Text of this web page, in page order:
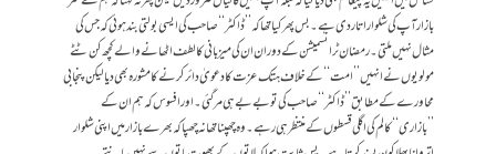
بازار آپ کی شلوار اتار دی ہے۔ بس پھر کیا تھا کہ ’’ڈاکٹر ‘‘صاحب کی ایسی بولتی بند ہوئی کہ جس کی
مثال نہیں ملتی۔ رمضان ٹرانسمیشن کے دوران ان کی میزبانی کا لطف اٹھانے والے کچھ کن ٹٹے
مولویوں نے انہیں ’’امت‘‘ کے خلاف ہتک عزت کا دعویٰ دائر کرنے کا مشورہ بھی دیا لیکن پنجابی
محاورے کے مطابق ’’ڈاکٹر‘‘صاحب کی تو بے بے ہی مر گئی۔ اور افسوس کہ ہم ان کے
’’بازاری‘‘کالم کی اگلی قسطوں کے منتظر ہی رہے۔ وہ چھپنا تھا نہ چھپا کہ بھرے بازار میں اپنی شلوار